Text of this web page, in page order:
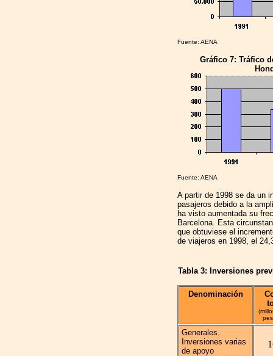
Fuente: AENA
Gráfico 7: Tráfico
Fuente: AENA
A partir de 1998 se da un
pasajeros debido a la
ha visto aumentada su
Barcelona. Esta
que obtuviese el
de viajeros en 1998, el
Tabla 3: Inversiones
Denominación
Generales.
Inversiones varias
de apoyo